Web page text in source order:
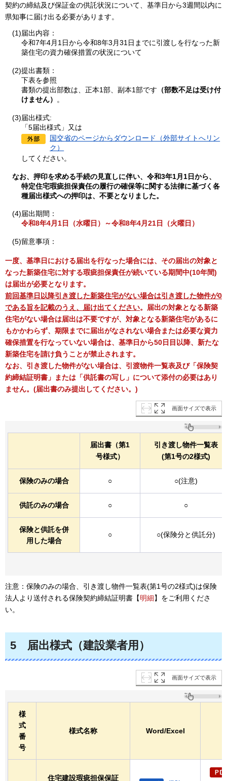
契約の締結及び保証金の供託状況について、基準日から3週間以内に
県知事に届け出る必要があります。
(1)届出内容：
令和7年4月1日から令和8年3月31日までに引渡しを行なった新
築住宅の資力確保措置の状況について
(2)提出書類：
下表を参照
書類の提出部数は、正本1部、副本1部です （部数不足は受け付
けません）
。
(3)届出様式:
「5届出様式」又は
国交省のページからダウンロード（外部サイトへリン
ク）
してください。
なお、押印を求める手続の見直しに伴い、令和3年1月1日から、
特定住宅瑕疵担保責任の履行の確保等に関する法律に基づく各
種届出様式への押印は、不要となりました。
(4)届出期間：
令和8年4月1日（水曜日）～令和8年4月21日（火曜日）
(5)留意事項：
一度、基準日における届出を行なった場合には、その届出の対象と
なった新築住宅に対する瑕疵担保責任が続いている期間中(10年間)
は届出が必要となります。
前回基準日以降引き渡した新築住宅がない場合は引き渡した物件が0
である旨を記載のうえ、届け出てください。 届出の対象となる新築
住宅がない場合は届出は不要ですが、対象となる新築住宅があるに
もかかわらず、期限までに届出がなされない場合または必要な資力
確保措置を行なっていない場合は、基準日から50日目以降、新たな
新築住宅を請け負うことが禁止されます。
なお、引き渡した物件がない場合は、引渡物件一覧表及び「保険契
約締結証明書」または「供託書の写し」について添付の必要はあり
ません。(届出書のみ提出してください。)
画面サイズで表示
届出書（第1
号様式）
引き渡し物件一覧表
(第1号の2様式)
保険のみの場合 ○ ○(注意)
供託のみの場合 ○ ○
保険と供託を併
用した場合
○ ○(保険分と供託分)
注意：保険のみの場合、引き渡し物件一覧表(第1号の2様式)は保険
法人より送付される保険契約締結証明書【明細】をご利用くださ
い。
5 届出様式（建設業者用）
画面サイズで表示
様
式
番
号
様式名称 Word/Excel
住宅建設瑕疵担保保証